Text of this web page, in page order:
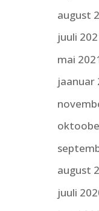
august
juuli
mai
jaanuar
august
juuli